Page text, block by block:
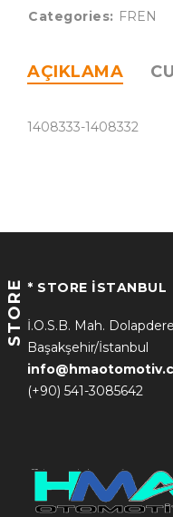
Categories: FREN
AÇIKLAMA
1408333-1408332
STORE * STORE İSTANBUL
İ.O.S.B. Mah.
Başakşehir/İstanbul
(+90) 541-3085642